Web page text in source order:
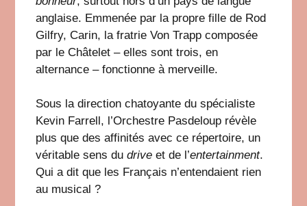
anglaise. Emmenée par la propre fille de Rod
Gilfry, Carin, la fratrie Von Trapp composée
par le Châtelet – elles sont trois, en
alternance – fonctionne à merveille.
Sous la direction chatoyante du spécialiste
Kevin Farrell, l’Orchestre Pasdeloup révèle
plus que des affinités avec ce répertoire, un
véritable sens dudrive et de l’entertainment.
Qui a dit que les Français n’entendaient rien
au musical ?